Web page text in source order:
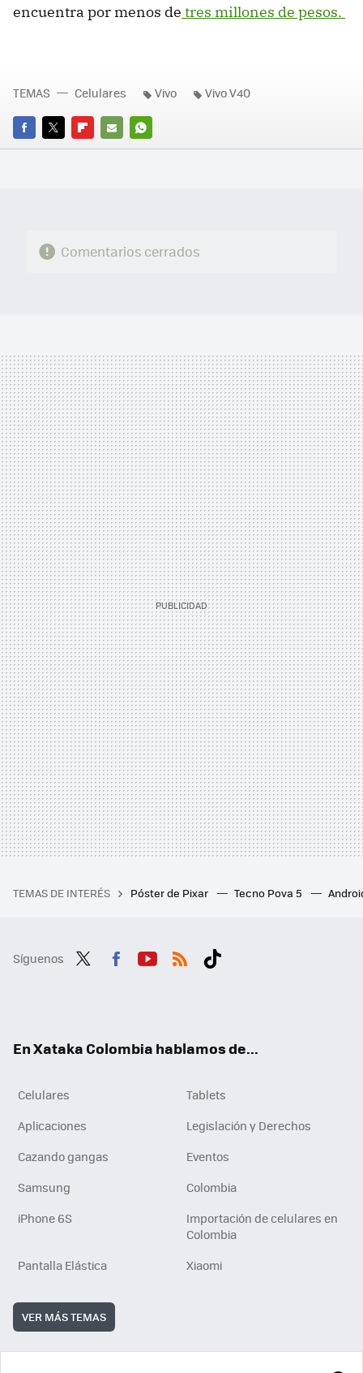
encuentra por menos de tres millones de pesos.
FACEBOOK
TWITTERFLIPBOARD
E-
WHATSAPP
TEMAS Celulares Vivo Vivo V40
Comentarios cerrados
TEMAS DE INTERÉS Póster de Pixar Tecno Pova 5
Síguenos
En Xataka Colombia hablamos de...
Celulares
Tablets
Aplicaciones
Legislación y Derechos
Cazando gangas
Eventos
Samsung
Colombia
iPhone 6S
Importación de celulares en
Colombia
Pantalla Elástica
Xiaomi
VER MÁS TEMAS